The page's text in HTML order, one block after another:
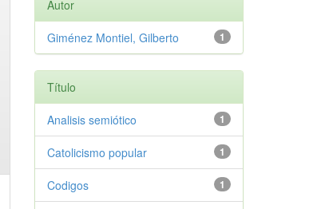
Autor
1
Giménez Montiel, Gilberto
Título
1
Analisis semiótico
1
Catolicismo popular
1
Codigos